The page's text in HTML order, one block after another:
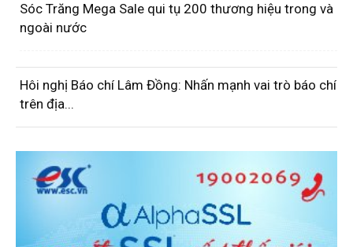
Sóc Trăng Mega Sale qui tụ 200 thương hiệu trong và
ngoài nước
Hôi nghị Báo chí Lâm Đồng: Nhấn mạnh vai trò báo chí
trên địa...